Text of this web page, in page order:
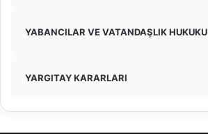
YABANCILAR VE VATANDAŞLIK HUKUKU
YARGITAY KARARLARI